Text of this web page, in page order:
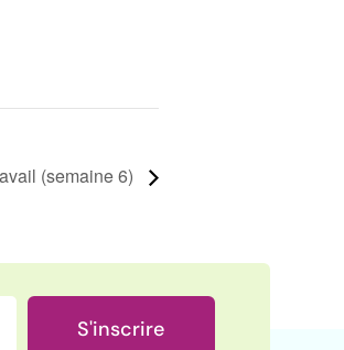
(semaine 6)
S'inscrire